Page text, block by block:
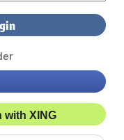
with XING